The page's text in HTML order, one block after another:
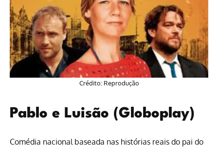
Crédito: Reprodução
Pablo e Luisão (Globoplay)
Comédia nacional baseada nas histórias reais do pai do